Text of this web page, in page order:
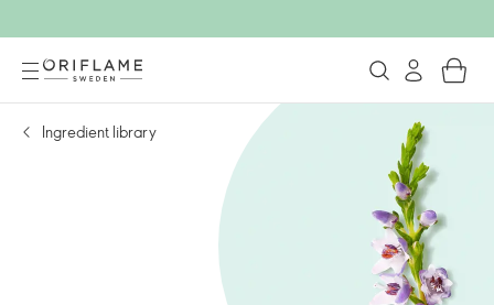
Ingredient library